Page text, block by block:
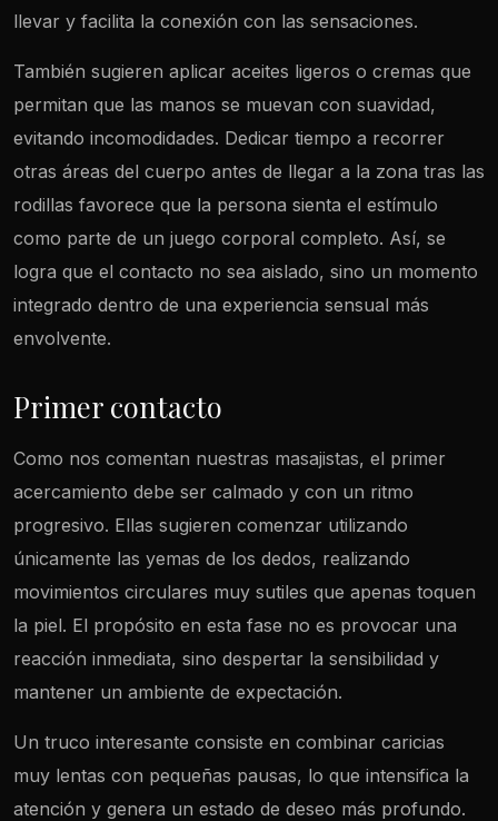
llevar y facilita la conexión con las sensaciones.
También sugieren aplicar aceites ligeros o cremas que
permitan que las manos se muevan con suavidad,
evitando incomodidades. Dedicar tiempo a recorrer
otras áreas del cuerpo antes de llegar a la zona tras las
rodillas favorece que la persona sienta el estímulo
como parte de un juego corporal completo. Así, se
logra que el contacto no sea aislado, sino un momento
integrado dentro de una experiencia sensual más
envolvente.
Primer contacto
Como nos comentan nuestras masajistas, el primer
acercamiento debe ser calmado y con un ritmo
progresivo. Ellas sugieren comenzar utilizando
únicamente las yemas de los dedos, realizando
movimientos circulares muy sutiles que apenas toquen
la piel. El propósito en esta fase no es provocar una
reacción inmediata, sino despertar la sensibilidad y
mantener un ambiente de expectación.
Un truco interesante consiste en combinar caricias
muy lentas con pequeñas pausas, lo que intensifica la
atención y genera un estado de deseo más profundo.